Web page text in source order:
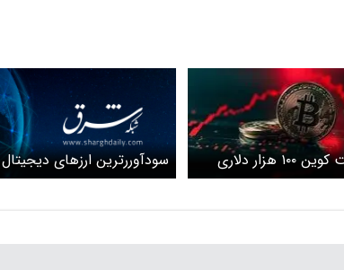
آیا بیت کوین ۱۰۰ هزار دلاری
زیادی گران نیست؟
سودآوررترین ارزهای دیجیتال
امروز؛ پنج شنبه ۱۸ اردیبهشت